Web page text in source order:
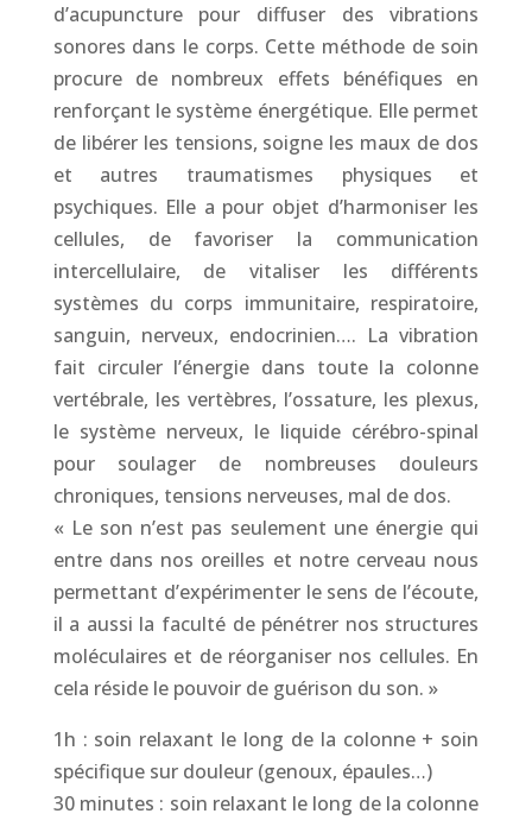
d’acupuncture pour diffuser des vibrations
sonores dans le corps. Cette méthode de soin
procure de nombreux effets bénéfiques en
renforçant le système énergétique. Elle permet
de libérer les tensions, soigne les maux de dos
et autres traumatismes physiques et
psychiques. Elle a pour objet d’harmoniser les
cellules, de favoriser la communication
intercellulaire, de vitaliser les différents
systèmes du corps immunitaire, respiratoire,
sanguin, nerveux, endocrinien…. La vibration
fait circuler l’énergie dans toute la colonne
vertébrale, les vertèbres, l’ossature, les plexus,
le système nerveux, le liquide cérébro-spinal
pour soulager de nombreuses douleurs
chroniques, tensions nerveuses, mal de dos.
« Le son n’est pas seulement une énergie qui
entre dans nos oreilles et notre cerveau nous
permettant d’expérimenter le sens de l’écoute,
il a aussi la faculté de pénétrer nos structures
moléculaires et de réorganiser nos cellules. En
cela réside le pouvoir de guérison du son. »
1h : soin relaxant le long de la colonne + soin
spécifique sur douleur (genoux, épaules…)
30 minutes : soin relaxant le long de la colonne